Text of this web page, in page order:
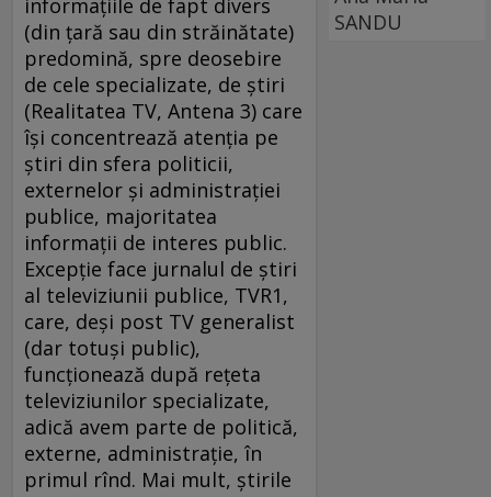
informaţiile de fapt divers
(din ţară sau din străinătate)
predomină, spre deosebire
de cele specializate, de ştiri
(Realitatea TV, Antena 3) care
îşi concentrează atenţia pe
ştiri din sfera politicii,
externelor şi administraţiei
publice, majoritatea
informaţii de interes public.
Excepţie face jurnalul de ştiri
al televiziunii publice, TVR1,
care, deşi post TV generalist
(dar totuşi public),
funcţionează după reţeta
televiziunilor specializate,
adică avem parte de politică,
externe, administraţie, în
primul rînd. Mai mult, ştirile
SANDU